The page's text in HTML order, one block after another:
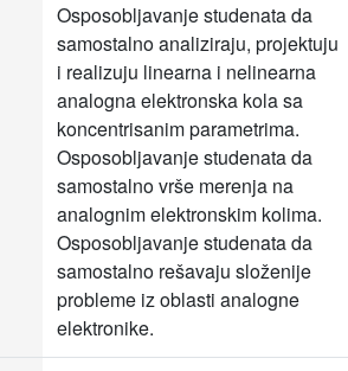
Osposobljavanje studenata da
samostalno analiziraju, projektuju
i realizuju linearna i nelinearna
analogna elektronska kola sa
koncentrisanim parametrima.
Osposobljavanje studenata da
samostalno vrše merenja na
analognim elektronskim kolima.
Osposobljavanje studenata da
samostalno rešavaju složenije
probleme iz oblasti analogne
elektronike.